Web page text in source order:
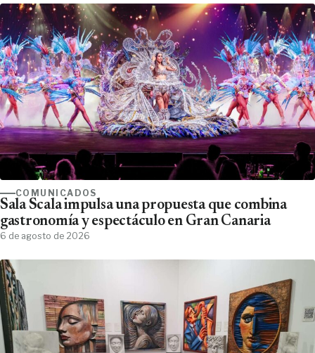
COMUNICADOS
Sala Scala impulsa una propuesta que combina
gastronomía y espectáculo en Gran Canaria
6 de agosto de 2026